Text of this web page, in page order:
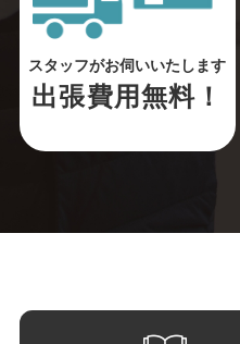
スタッフがお伺いいたします
出張費用無料！